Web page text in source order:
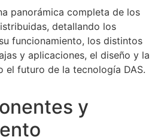
panorámica completa de los
detallando los
funcionamiento, los distintos
y aplicaciones, el diseño y la
el futuro de la tecnología DAS.
y